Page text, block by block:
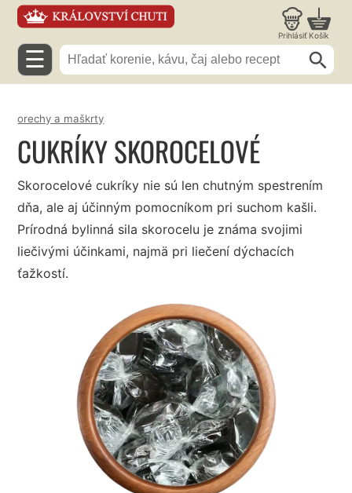
Prihlásiť Košík
☰
orechy a maškrty
CUKRÍKY SKOROCELOVÉ
Skorocelové cukríky nie sú len chutným spestrením
dňa, ale aj účinným pomocníkom pri suchom kašli.
Prírodná bylinná sila skorocelu je známa svojimi
liečivými účinkami, najmä pri liečení dýchacích
ťažkostí.